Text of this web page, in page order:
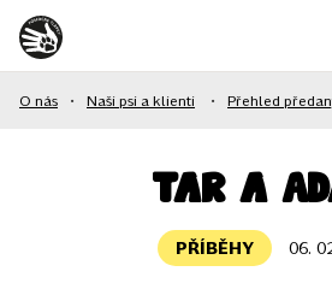
O NÁS
NAŠE SLUŽBY
JAK MŮŽETE POMOCI?
O nás • Naši psi a klienti • Přehled
Tar a
PŘÍBĚHY 06.